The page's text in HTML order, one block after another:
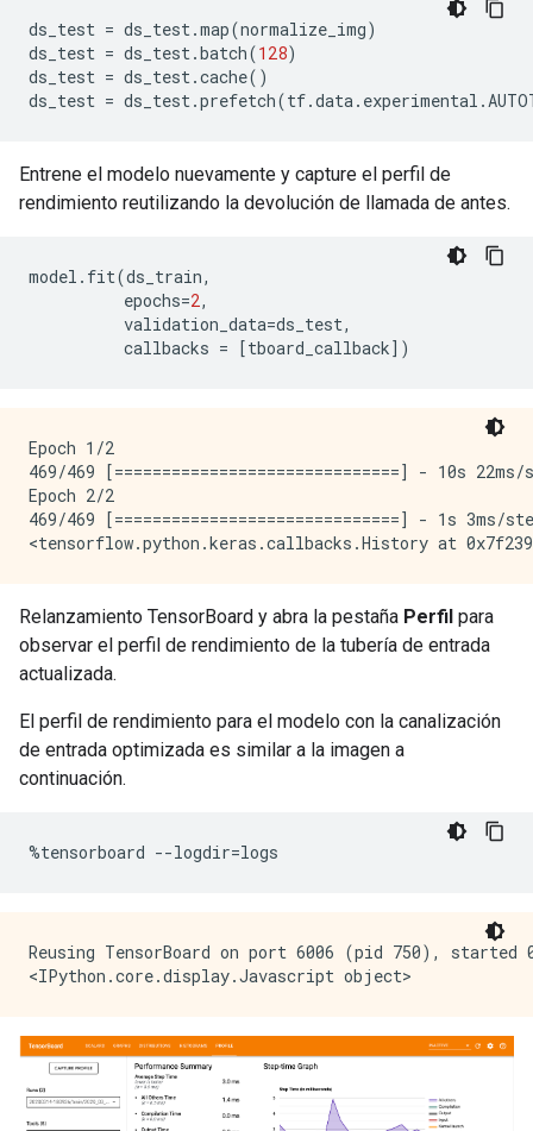
ds_test = ds_test.map(normalize_img)
ds_test = ds_test.batch(128)
ds_test = ds_test.cache()
ds_test = ds_test.prefetch(tf.data. experimental .
Entrene el modelo nuevamente y capture el perfil de
rendimiento reutilizando la devolución de llamada de antes.
model . fit(ds_train,
epochs=2,
validation_data=ds_test,
callbacks = [tboard_callback])
Epoch 1/2
469/469 [==============================] -
Epoch 2/2
469/469 [==============================] - 1s
Relanzamiento TensorBoard y abra la pestaña Perfil para
observar el perfil de rendimiento de la tubería de entrada
actualizada.
El perfil de rendimiento para el modelo con la canalización
de entrada optimizada es similar a la imagen a
continuación.
%tensorboard --logdir=logs
Reusing TensorBoard on port 6006 (pid 750),